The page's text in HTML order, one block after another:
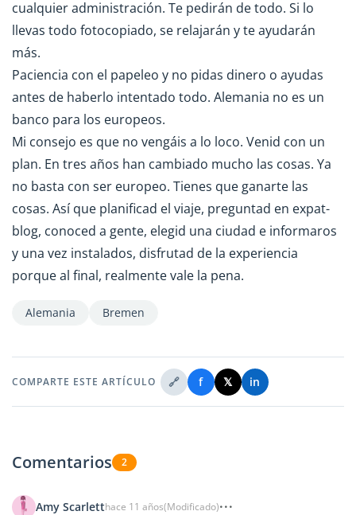
cualquier administración. Te pedirán de todo. Si lo
llevas todo fotocopiado, se relajarán y te ayudarán
más.
Paciencia con el papeleo y no pidas dinero o ayudas
antes de haberlo intentado todo. Alemania no es un
banco para los europeos.
Mi consejo es que no vengáis a lo loco. Venid con un
plan. En tres años han cambiado mucho las cosas. Ya
no basta con ser europeo. Tienes que ganarte las
cosas. Así que planificad el viaje, preguntad en expat-
blog, conoced a gente, elegid una ciudad e informaros
y una vez instalados, disfrutad de la experiencia
porque al final, realmente vale la pena.
Alemania Bremen
COMPARTE ESTE ARTÍCULO 🔗 f 𝕏 in
Comentarios 2
Amy Scarletthace 11 años(Modificado)